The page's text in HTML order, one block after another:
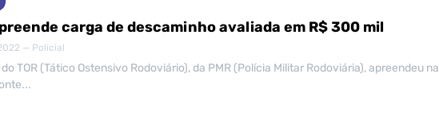
carga de descaminho avaliada em R$ 300 mil
— Policial
TOR (Tático Ostensivo Rodoviário), da PMR (Polícia Militar Rodoviária), apreendeu na